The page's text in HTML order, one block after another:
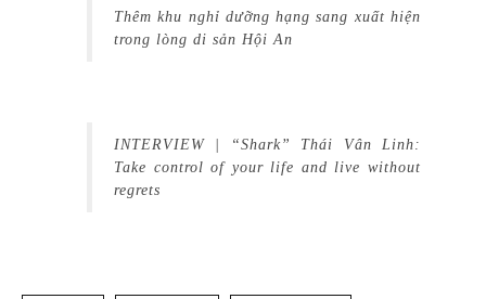
Thêm khu nghỉ dưỡng hạng sang xuất hiện
trong lòng di sản Hội An
INTERVIEW | “Shark” Thái Vân Linh:
Take control of your life and live without
regrets